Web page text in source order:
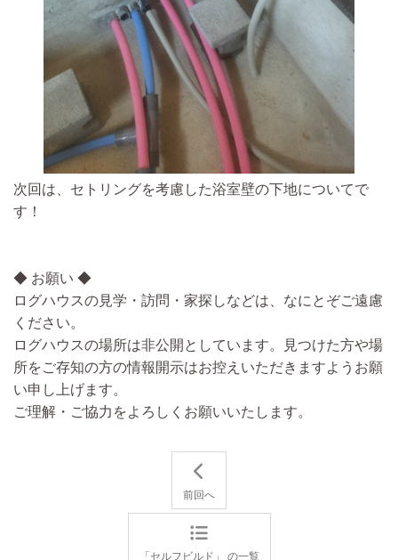
次回は、セトリングを考慮した浴室壁の下地についてで
す！
◆ お願い ◆
ログハウスの見学・訪問・家探しなどは、なにとぞご遠慮
ください。
ログハウスの場所は非公開としています。見つけた方や場
所をご存知の方の情報開示はお控えいただきますようお願
い申し上げます。
ご理解・ご協力をよろしくお願いいたします。
前回へ
「セルフビルド」 の一覧